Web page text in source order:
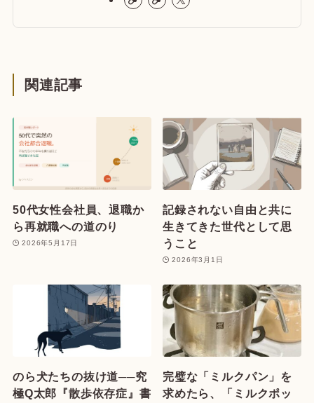
関連記事
50代女性会社員、退職か
ら再就職への道のり
2026年5月17日
記録されない自由と共に
生きてきた世代として思
うこと
2026年3月1日
のら犬たちの抜け道──究
極Q太郎『散歩依存症』書
完璧な「ミルクパン」を
求めたら、「ミルクポッ